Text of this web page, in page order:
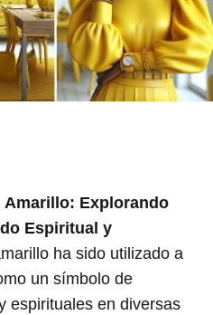
Amarillo: Explorando
Espiritual y
ha sido utilizado a
un símbolo de
espirituales en diversas